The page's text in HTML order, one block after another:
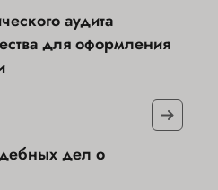
аудита
для оформления
дел о